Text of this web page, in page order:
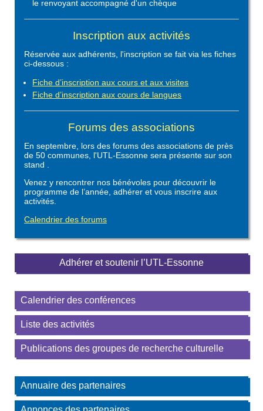
le renvoyant accompagné d'un chèque
Inscription aux activités
Réservée aux adhérents, l'inscription se fait via les fiches
ci-dessous :
Fiche d’inscription aux cours et aux visites
Fiche d’inscription aux cours de langues
Forums des associations
En septembre, lors des forums des associations de près
de 50 communes, l'UTL-Essonne sera présente sur son
stand .
Venez y rencontrer nos bénévoles pour découvrir le
programme de l’année, adhérer et vous inscrire aux
activités.
Calendrier des forums
Adhérer et soutenir l’UTL-Essonne
Calendrier des conférences
Liste des activités
Publications des groupes de recherche culturelle
Annuaire des partenaires